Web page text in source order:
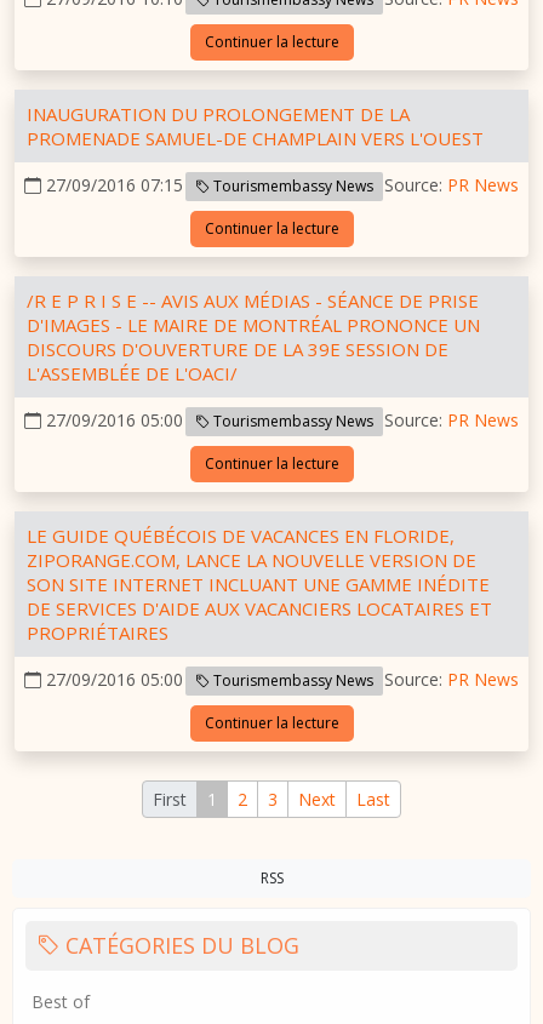
Continuer la lecture
INAUGURATION DU PROLONGEMENT DE LA
PROMENADE SAMUEL-DE CHAMPLAIN VERS L'OUEST
27/09/2016 07:15 Tourismembassy News Source: PR News
Continuer la lecture
/R E P R I S E -- AVIS AUX MÉDIAS - SÉANCE DE PRISE
D'IMAGES - LE MAIRE DE MONTRÉAL PRONONCE UN
DISCOURS D'OUVERTURE DE LA 39E SESSION DE
L'ASSEMBLÉE DE L'OACI/
27/09/2016 05:00 Tourismembassy News Source: PR News
Continuer la lecture
LE GUIDE QUÉBÉCOIS DE VACANCES EN FLORIDE,
ZIPORANGE.COM, LANCE LA NOUVELLE VERSION DE
SON SITE INTERNET INCLUANT UNE GAMME INÉDITE
DE SERVICES D'AIDE AUX VACANCIERS LOCATAIRES ET
PROPRIÉTAIRES
27/09/2016 05:00 Tourismembassy News Source: PR News
Continuer la lecture
First 1 2 3 Next Last
RSS
CATÉGORIES DU BLOG
Best of